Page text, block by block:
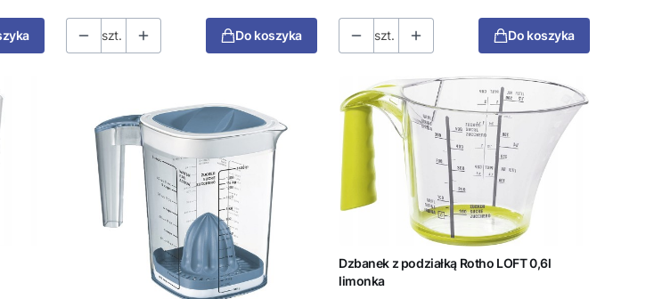
szt. Do koszyka szt. Do koszyka
Dzbanek z podziałką Rotho LOFT 0,6l
limonka